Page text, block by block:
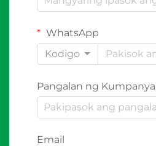
WhatsApp
Kodigo
Pangalan ng Kumpanya
Email